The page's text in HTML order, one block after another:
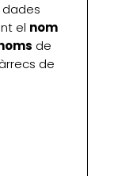
dades
el nom
de
de